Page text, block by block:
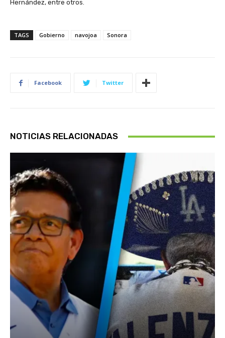
Hernández, entre otros.
TAGS Gobierno navojoa Sonora
Facebook Twitter
NOTICIAS RELACIONADAS